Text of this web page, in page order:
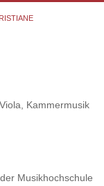
Kammermusik
Musikhochschule